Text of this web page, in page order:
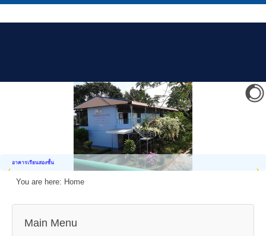
อาคารเรียนสองชั้น
You are here: Home
Main Menu